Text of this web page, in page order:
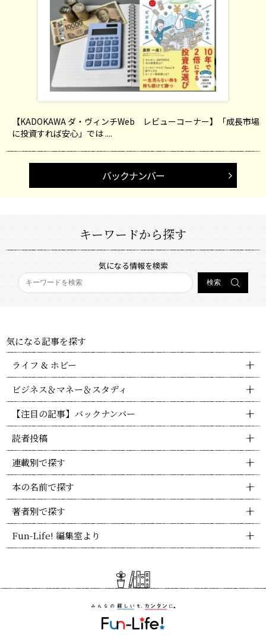
【KADOKAWA ダ・ヴィンチWeb レビューコーナー】「成長市場
に投資すれば安心」では ....
バックナンバー
キーワードから探す
気になる情報を検索
気になる記事を探す
ライフ & ホビー
ビジネス＆マネー＆スタディ
【注目の記事】バックナンバー
読者投稿
連載別で探す
本の名前で探す
著者別で探す
Fun-Life! 編集室より